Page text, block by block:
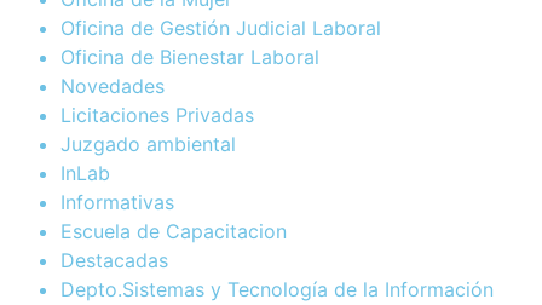
Oficina de Gestión Judicial Laboral
Oficina de Bienestar Laboral
Novedades
Licitaciones Privadas
Juzgado ambiental
InLab
Informativas
Escuela de Capacitacion
Destacadas
Depto.Sistemas y Tecnología de la Información